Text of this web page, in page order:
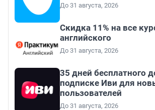
До 31 августа, 2026
Скидка 11% на все
английского
До 31 августа, 2026
35 дней бесплатного
подписке Иви для
пользователей
До 31 августа, 2026